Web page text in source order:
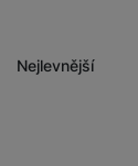
Nejlevnější